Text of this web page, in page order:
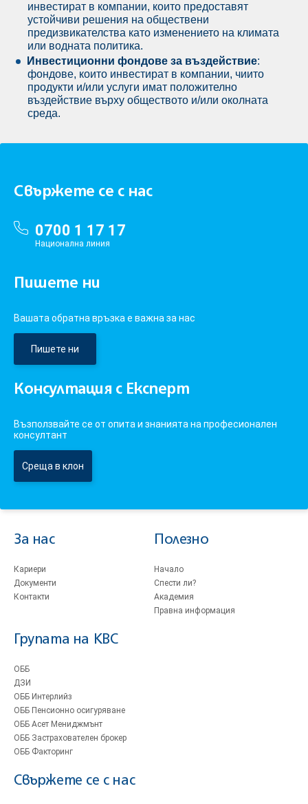
инвестират в компании, които предоставят
устойчиви решения на обществени
предизвикателства като изменението на климата
или водната политика.
Инвестиционни фондове за въздействие:
фондове, които инвестират в компании, чиито
продукти и/или услуги имат положително
въздействие върху обществото и/или околната
среда.
Свържете се с нас
0700 1 17 17
Национална линия
Пишете ни
Вашата обратна връзка е важна за нас
Пишете ни
Консултация с Експерт
Възползвайте се от опита и знанията на професионален
консултант
Среща в клон
За нас
Кариери
Документи
Контакти
Полезно
Начало
Спести ли?
Академия
Правна информация
Групата на KBC
ОББ
ДЗИ
ОББ Интерлийз
ОББ Пенсионно осигуряване
ОББ Асет Мениджмънт
ОББ Застрахователен брокер
ОББ Факторинг
Свържете се с нас